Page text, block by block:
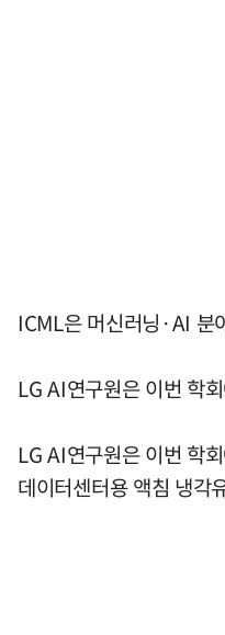
ICML은 머신러닝·AI 분
LG AI연구원은 이번 학
LG AI연구원은 이번 학
데이터센터용 액침 냉각